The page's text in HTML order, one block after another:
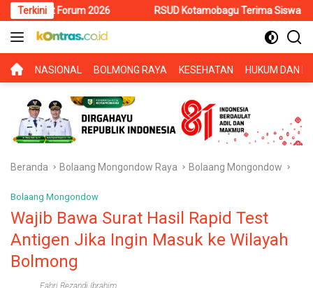
Langsung
ke
konten
Terkini
2026 RSUD Kotamobagu Terima Siswa PKL SMK
BERANDA
NASIONAL BOLMONG RAYA KESEHATAN HUKUM DAN
Beranda Bolaang Mongondow Raya Bolaang Mongondow
Bolaang Mongondow
Wajib Bawa Surat Hasil Rapid Test
Antigen Jika Ingin Masuk ke Wilayah
Bolmong
Fahri Rezandi Ibrahim